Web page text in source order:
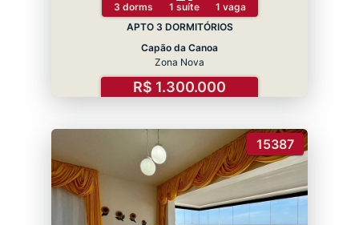
3 dorms 1 suíte
1 vaga
APTO 3 DORMITÓRIOS
Capão da Canoa
Zona Nova
R$ 1.300.000
15387